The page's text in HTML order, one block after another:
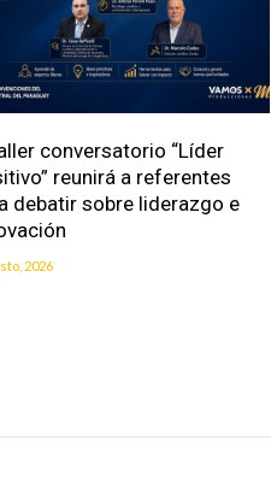
conversatorio “Líder
reunirá a referentes
debatir sobre liderazgo e
2026